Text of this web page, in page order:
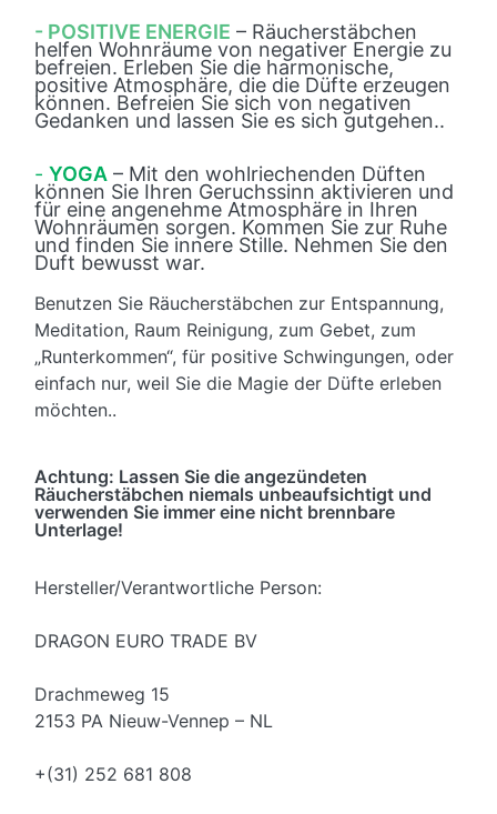
- POSITIVE ENERGIE – Räucherstäbchen
helfen Wohnräume von negativer Energie zu
befreien. Erleben Sie die harmonische,
positive Atmosphäre, die die Düfte erzeugen
können. Befreien Sie sich von negativen
Gedanken und lassen Sie es sich gutgehen..
- YOGA – Mit den wohlriechenden Düften
können Sie Ihren Geruchssinn aktivieren und
für eine angenehme Atmosphäre in Ihren
Wohnräumen sorgen. Kommen Sie zur Ruhe
und finden Sie innere Stille. Nehmen Sie den
Duft bewusst war.
Benutzen Sie Räucherstäbchen zur Entspannung,
Meditation, Raum Reinigung, zum Gebet, zum
„Runterkommen“, für positive Schwingungen, oder
einfach nur, weil Sie die Magie der Düfte erleben
möchten..
Achtung: Lassen Sie die angezündeten
Räucherstäbchen niemals unbeaufsichtigt und
verwenden Sie immer eine nicht brennbare
Unterlage!
Hersteller/Verantwortliche Person:
DRAGON EURO TRADE BV
Drachmeweg 15
2153 PA Nieuw-Vennep – NL
+(31) 252 681 808